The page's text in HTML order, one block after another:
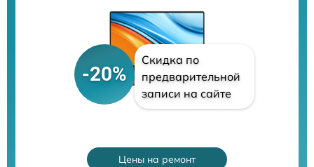
-20%
Скидка по
предварительной
записи на сайте
Цены на ремонт